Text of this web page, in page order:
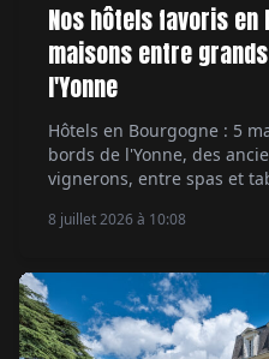
Nos hôtels favoris en
maisons entre
l'Yonne
Hôtels en Bourgogne : 5
bords de l'Yonne, des
vignerons, entre spas et
8 juillet 2026 à 10:08